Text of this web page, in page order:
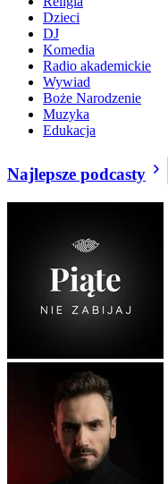
Dzieci
DJ
Komedia
Radio akademickie
Wywiad
Boże Narodzenie
Muzyka
Edukacja
Najlepsze podcasty